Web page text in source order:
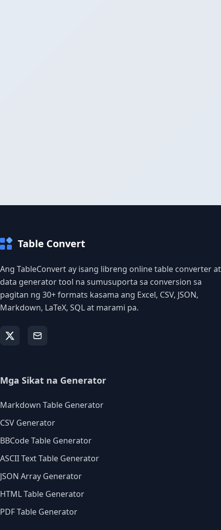
Table Convert
Ang TableConvert ay isang libreng online table converter at
data generator tool na sumusuporta sa conversion sa
pagitan ng 30+ formats kasama ang Excel, CSV, JSON,
Markdown, LaTeX, SQL at marami pa.
Mga Sikat na Generator
Markdown Table Generator
CSV Generator
BBCode Table Generator
ASCII Text Table Generator
JSON Array Generator
HTML Table Generator
PDF Table Generator